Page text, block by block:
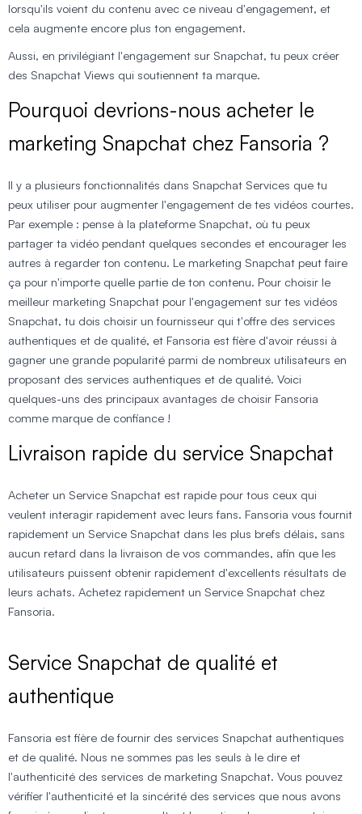
lorsqu'ils voient du contenu avec ce niveau d'engagement, et
cela augmente encore plus ton engagement.
Aussi, en privilégiant l'engagement sur Snapchat, tu peux créer
des Snapchat Views qui soutiennent ta marque.
Pourquoi devrions-nous acheter le
marketing Snapchat chez Fansoria ?
Il y a plusieurs fonctionnalités dans Snapchat Services que tu
peux utiliser pour augmenter l'engagement de tes vidéos courtes.
Par exemple : pense à la plateforme Snapchat, où tu peux
partager ta vidéo pendant quelques secondes et encourager les
autres à regarder ton contenu. Le marketing Snapchat peut faire
ça pour n'importe quelle partie de ton contenu. Pour choisir le
meilleur marketing Snapchat pour l'engagement sur tes vidéos
Snapchat, tu dois choisir un fournisseur qui t'offre des services
authentiques et de qualité, et Fansoria est fière d'avoir réussi à
gagner une grande popularité parmi de nombreux utilisateurs en
proposant des services authentiques et de qualité. Voici
quelques-uns des principaux avantages de choisir Fansoria
comme marque de confiance !
Livraison rapide du service Snapchat
Acheter un Service Snapchat est rapide pour tous ceux qui
veulent interagir rapidement avec leurs fans. Fansoria vous fournit
rapidement un Service Snapchat dans les plus brefs délais, sans
aucun retard dans la livraison de vos commandes, afin que les
utilisateurs puissent obtenir rapidement d'excellents résultats de
leurs achats. Achetez rapidement un Service Snapchat chez
Fansoria.
Service Snapchat de qualité et
authentique
Fansoria est fière de fournir des services Snapchat authentiques
et de qualité. Nous ne sommes pas les seuls à le dire et
l'authenticité des services de marketing Snapchat. Vous pouvez
vérifier l'authenticité et la sincérité des services que nous avons